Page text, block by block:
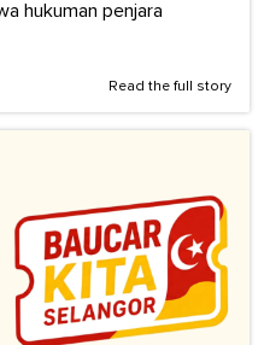
hukuman penjara
Read the full story